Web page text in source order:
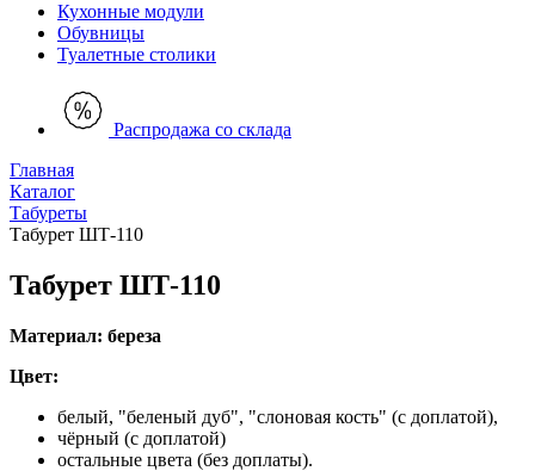
Кухонные модули
Обувницы
Туалетные столики
Распродажа со склада
Главная
Каталог
Табуреты
Табурет ШТ-110
Табурет ШТ-110
Материал: береза
Цвет:
белый, "беленый дуб", "слоновая кость" (с доплатой),
чёрный (с доплатой)
остальные цвета (без доплаты).